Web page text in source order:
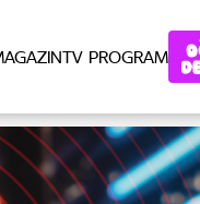
TV PROGRAM